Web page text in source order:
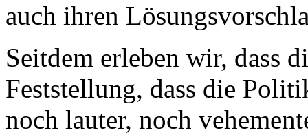
auch ihren
Seitdem erleben wir, dass
Feststellung, dass die
noch lauter, noch